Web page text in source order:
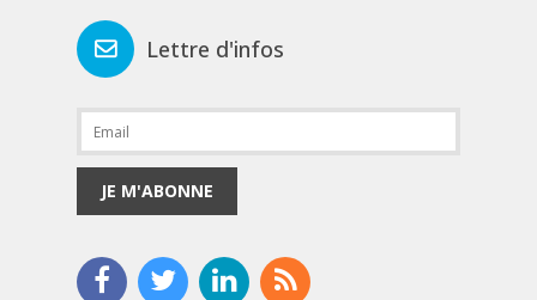
Lettre d'infos
JE M'ABONNE